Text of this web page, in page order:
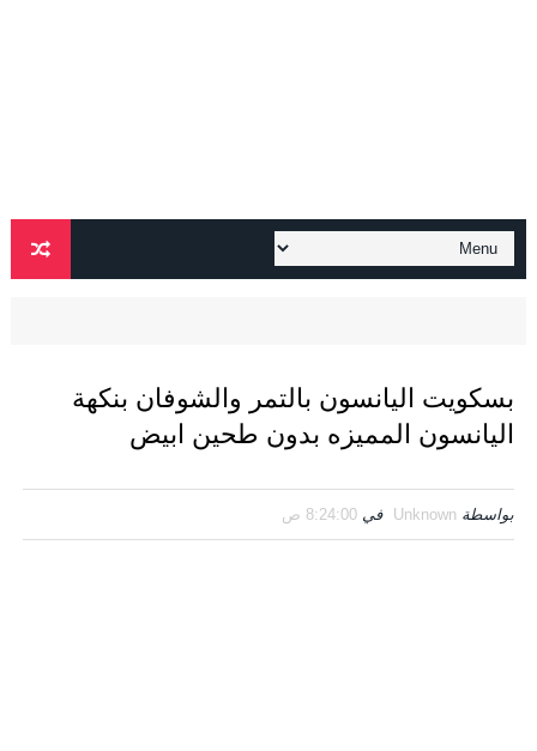
بسكويت اليانسون بالتمر والشوفان بنكهة
اليانسون المميزه بدون طحين ابيض
بواسطة Unknown في 8:24:00 ص